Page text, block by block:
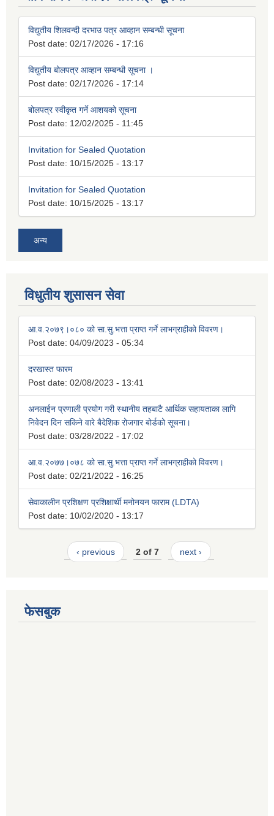
विद्युतीय शिलवन्दी दरभाउ पत्र आव्हान सम्बन्धी सूचना
Post date: 02/17/2026 - 17:16
विद्युतीय बोलपत्र आव्हान सम्बन्धी सूचना ।
Post date: 02/17/2026 - 17:14
बोलपत्र स्वीकृत गर्ने आशयको सूचना
Post date: 12/02/2025 - 11:45
Invitation for Sealed Quotation
Post date: 10/15/2025 - 13:17
Invitation for Sealed Quotation
Post date: 10/15/2025 - 13:17
अन्य
विधुतीय शुसासन सेवा
आ.व.२०७९।०८० को सा.सु.भत्ता प्राप्त गर्ने लाभग्राहीको विवरण।
Post date: 04/09/2023 - 05:34
दरखास्त फारम
Post date: 02/08/2023 - 13:41
अनलाईन प्रणाली प्रयोग गरी स्थानीय तहबाटै आर्थिक सहायताका लागि
निवेदन दिन सकिने वारे बैदेशिक रोजगार बोर्डको सूचना।
Post date: 03/28/2022 - 17:02
आ.व.२०७७।०७८ को सा.सु.भत्ता प्राप्त गर्ने लाभग्राहीको विवरण।
Post date: 02/21/2022 - 16:25
सेवाकालीन प्रशिक्षण प्रशिक्षार्थी मनोनयन फाराम (LDTA)
Post date: 10/02/2020 - 13:17
‹ previous 2 of 7 next ›
फेसबुक